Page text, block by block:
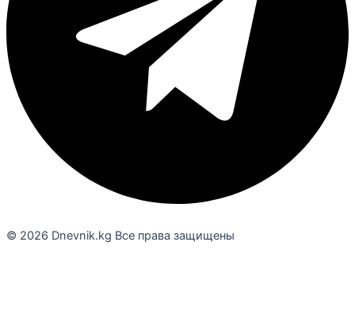
© 2026 Dnevnik.kg Все права защищены